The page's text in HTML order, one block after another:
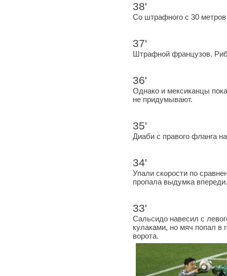
38'
Со штрафного с 30
37'
Штрафной французов.
36'
Однако и мексиканцы
не придумывают.
35'
Диаби с правого фланга
34'
Упали скорости по
пропала выдумка впереди.
33'
Сальсидо навесил с
кулаками, но мяч попал в
ворота.